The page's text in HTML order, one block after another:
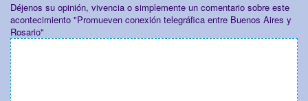
Déjenos su opinión, vivencia o simplemente un comentario sobre este
acontecimiento "Promueven conexión telegráfica entre Buenos Aires y
Rosario"